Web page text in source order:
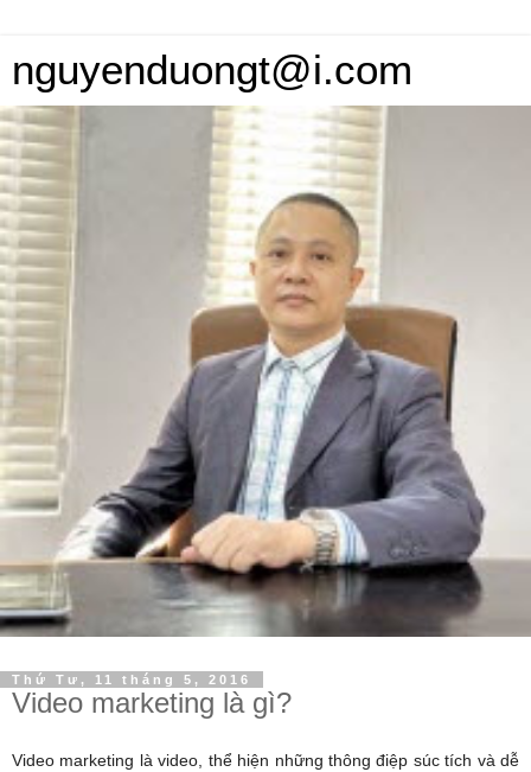
nguyenduongt@i.com
Thứ Tư, 11 tháng 5, 2016
Video marketing là gì?
Video marketing là video , thể hiện những thông điệp súc tích và dễ